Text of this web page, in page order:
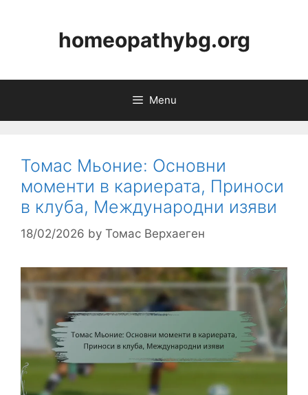
homeopathybg.org
Menu
Томас Мьоние: Основни
моменти в кариерата, Приноси
в клуба, Международни изяви
18/02/2026 by Томас Верхаеген